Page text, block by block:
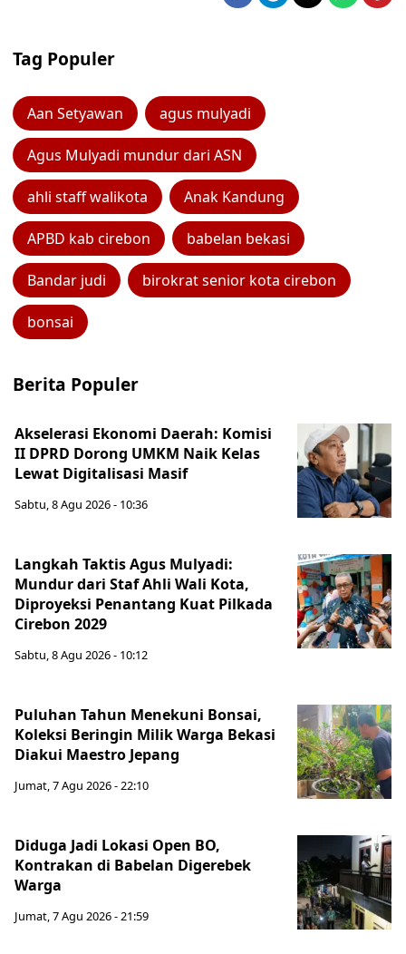
Tag Populer
Aan Setyawan agus mulyadi
Agus Mulyadi mundur dari ASN
ahli staff walikota Anak Kandung
APBD kab cirebon babelan bekasi
Bandar judi birokrat senior kota cirebon
bonsai
Berita Populer
Akselerasi Ekonomi Daerah: Komisi
II DPRD Dorong UMKM Naik Kelas
Lewat Digitalisasi Masif
Sabtu, 8 Agu 2026 - 10:36
Langkah Taktis Agus Mulyadi:
Mundur dari Staf Ahli Wali Kota,
Diproyeksi Penantang Kuat Pilkada
Cirebon 2029
Sabtu, 8 Agu 2026 - 10:12
Puluhan Tahun Menekuni Bonsai,
Koleksi Beringin Milik Warga Bekasi
Diakui Maestro Jepang
Jumat, 7 Agu 2026 - 22:10
Diduga Jadi Lokasi Open BO,
Kontrakan di Babelan Digerebek
Warga
Jumat, 7 Agu 2026 - 21:59